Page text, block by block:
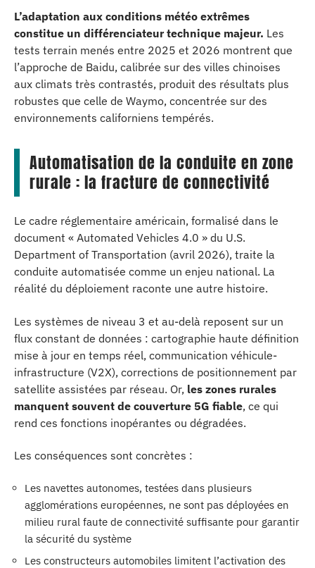
L’adaptation aux conditions météo extrêmes
constitue un différenciateur technique majeur. Les
tests terrain menés entre 2025 et 2026 montrent que
l’approche de Baidu, calibrée sur des villes chinoises
aux climats très contrastés, produit des résultats plus
robustes que celle de Waymo, concentrée sur des
environnements californiens tempérés.
Automatisation de la conduite en zone
rurale : la fracture de connectivité
Le cadre réglementaire américain, formalisé dans le
document « Automated Vehicles 4.0 » du U.S.
Department of Transportation (avril 2026), traite la
conduite automatisée comme un enjeu national. La
réalité du déploiement raconte une autre histoire.
Les systèmes de niveau 3 et au-delà reposent sur un
flux constant de données : cartographie haute définition
mise à jour en temps réel, communication véhicule-
infrastructure (V2X), corrections de positionnement par
satellite assistées par réseau. Or, les zones rurales
manquent souvent de couverture 5G fiable, ce qui
rend ces fonctions inopérantes ou dégradées.
Les conséquences sont concrètes :
Les navettes autonomes, testées dans plusieurs
agglomérations européennes, ne sont pas déployées en
milieu rural faute de connectivité suffisante pour garantir
la sécurité du système
Les constructeurs automobiles limitent l’activation des